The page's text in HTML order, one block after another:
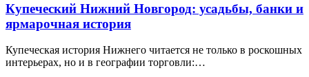
Купеческий Нижний Новгород: усадьбы, банки и
ярмарочная история
Купеческая история Нижнего читается не только в роскошных
интерьерах, но и в географии торговли:…